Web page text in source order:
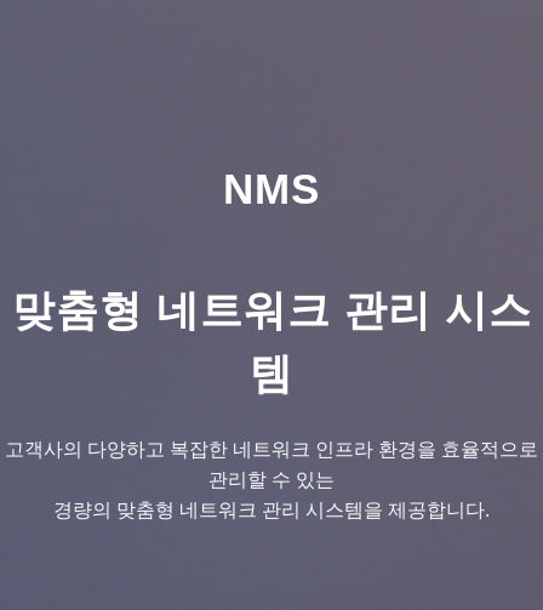
NMS
맞춤형 네트워크 관리 시스
템
고객사의 다양하고 복잡한 네트워크 인프라 환경을 효율적으로
관리할 수 있는
경량의 맞춤형 네트워크 관리 시스템을 제공합니다.